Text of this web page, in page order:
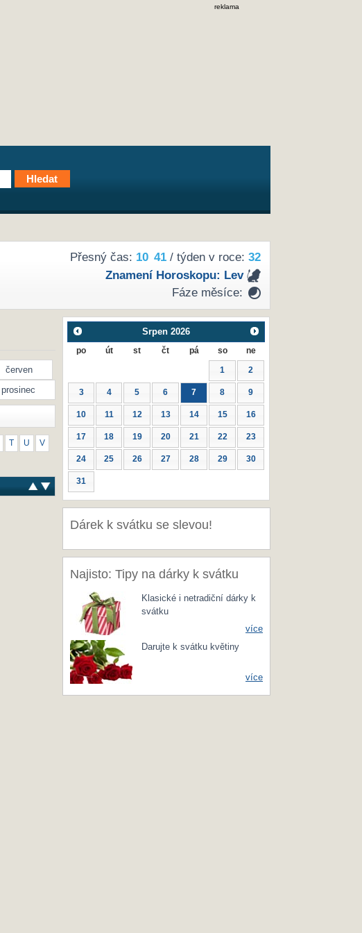
reklama
Přesný čas: 10 41/ týden v roce: 32
Znamení Horoskopu: Lev
Fáze měsíce:
červen
prosinec
U V
Srpen 2026
po út st čt pá so ne
1 2
3 4 5 6 7 8 9
10 11 12 13 14 15 16
17 18 19 20 21 22 23
24 25 26 27 28 29 30
31
Dárek k svátku se slevou!
Najisto: Tipy na dárky k svátku
Klasické i netradiční dárky k
svátku
více
Darujte k svátku květiny
více